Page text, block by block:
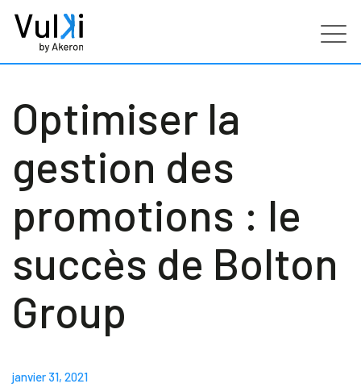
Industries
Services
Clients
Partenaires
Ressources
Blog
Optimiser la
gestion des
promotions : le
succès de Bolton
Group
janvier 31, 2021